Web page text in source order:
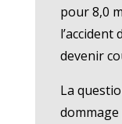
pour 8,0
l’accident
devenir
La
dommage